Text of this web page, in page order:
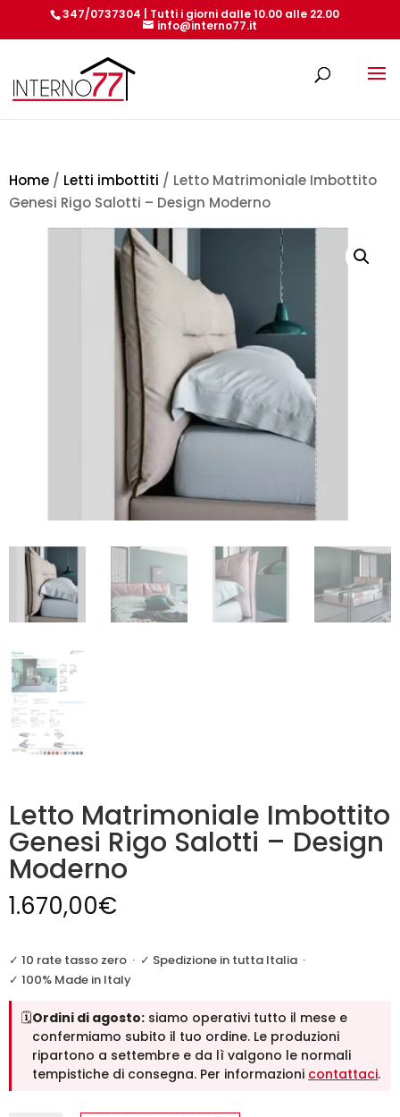
347/0737304 | Tutti i giorni dalle 10.00 alle 22.00
info@interno77.it
Home / Letti imbottiti / Letto Matrimoniale Imbottito
Genesi Rigo Salotti – Design Moderno
Letto Matrimoniale Imbottito
Genesi Rigo Salotti – Design
Moderno
1.670,00€
✓ 10 rate tasso zero · ✓ Spedizione in tutta Italia ·
✓ 100% Made in Italy
🗓️Ordini di agosto: siamo operativi tutto il mese e
confermiamo subito il tuo ordine. Le produzioni
ripartono a settembre e da lì valgono le normali
tempistiche di consegna. Per informazioni contattaci.